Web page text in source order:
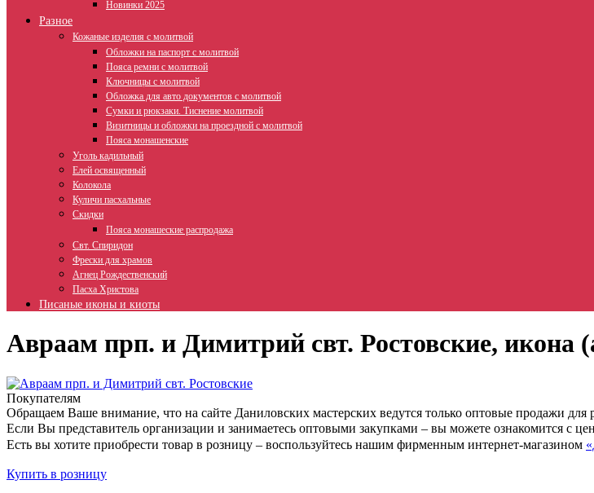
Новинки 2025
Разное
Кожаные изделия с молитвой
Обложки на паспорт с молитвой
Пояса ремни с молитвой
Ключницы с молитвой
Обложка для авто документов с молитвой
Сумки и рюкзаки. Тиснение молитвой
Визитницы и обложки на проездной с молитвой
Пояса монашенские
Уголь кадильный
Елей освященный
Колокола
Куличи пасхальные
Скидки
Пояса монашеские распродажа
Свт. Спиридон
Фрески для храмов
Агнец Рождественский
Пасха Христова
Писаные иконы и киоты
Авраам прп. и Димитрий свт. Ростовские, икона
Покупателям
Обращаем Ваше внимание, что на сайте Даниловских мастерских ведутся только оптовые продажи
Если Вы представитель организации и занимаетесь оптовыми закупками – вы можете ознакомится с
Есть вы хотите приобрести товар в розницу – воспользуйтесь нашим фирменным интернет-магазином
Купить в розницу